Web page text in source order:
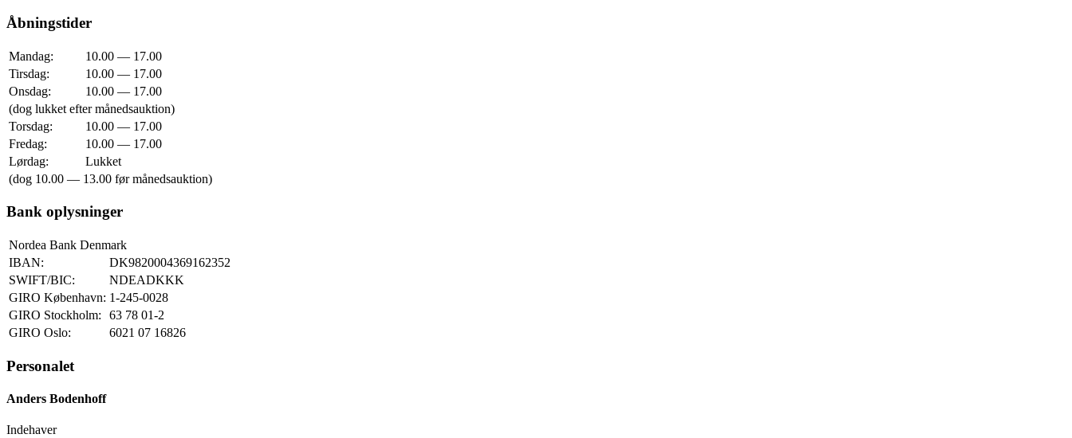
Åbningstider
Mandag:
10.00 — 17.00
Tirsdag:
10.00 — 17.00
Onsdag:
10.00 — 17.00
(dog lukket efter månedsauktion)
Torsdag:
10.00 — 17.00
Fredag:
10.00 — 17.00
Lørdag:
Lukket
(dog 10.00 — 13.00 før månedsauktion)
Bank oplysninger
Nordea Bank Denmark
IBAN:
DK9820004369162352
SWIFT/BIC:
NDEADKKK
GIRO København: 1-245-0028
GIRO Stockholm:
63 78 01-2
GIRO Oslo:
6021 07 16826
Personalet
Anders Bodenhoff
Indehaver